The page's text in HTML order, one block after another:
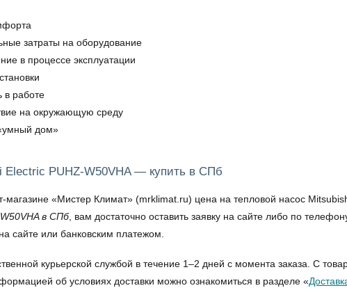
затраты на оборудование
в процессе эксплуатации
в работе
на окружающую среду
дом»
Electric PUHZ-W50VHA — купить в СПб
«Мистер Климат» (mrklimat.ru) цена на тепловой насос
в СПб, вам достаточно оставить заявку на сайте либо по
сайте или банковским платежом.
курьерской службой в течение 1–2 дней с момента заказа. С
об условиях доставки можно ознакомиться в разделе «